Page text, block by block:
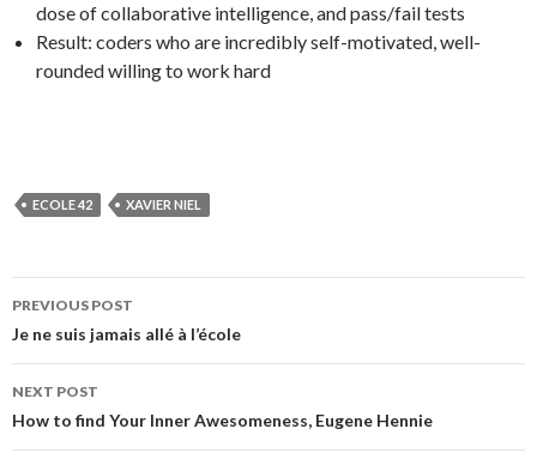
dose of collaborative intelligence, and pass/fail tests
Result: coders who are incredibly self-motivated, well-
rounded willing to work hard
ECOLE 42 XAVIER NIEL
Post navigation
PREVIOUS POST
Je ne suis jamais allé à l’école
NEXT POST
How to find Your Inner Awesomeness, Eugene Hennie